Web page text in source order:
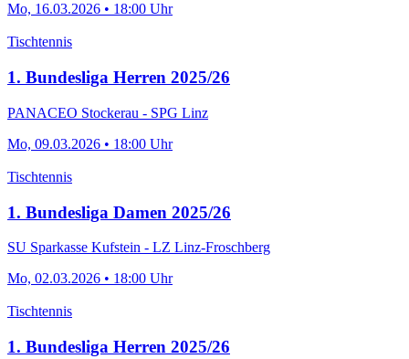
Mo, 16.03.2026 • 18:00 Uhr
Tischtennis
1. Bundesliga Herren 2025/26
PANACEO Stockerau - SPG Linz
Mo, 09.03.2026 • 18:00 Uhr
Tischtennis
1. Bundesliga Damen 2025/26
SU Sparkasse Kufstein - LZ Linz-Froschberg
Mo, 02.03.2026 • 18:00 Uhr
Tischtennis
1. Bundesliga Herren 2025/26